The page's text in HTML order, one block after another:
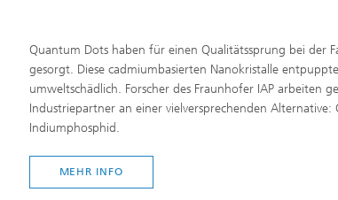
Quantum Dots haben für einen Qualitätssprung bei der
gesorgt. Diese cadmiumbasierten Nanokristalle
umweltschädlich. Forscher des Fraunhofer IAP arbeiten
Industriepartner an einer vielversprechenden Alternative:
Indiumphosphid.
MEHR INFO